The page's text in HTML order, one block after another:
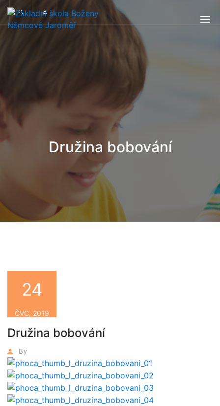
Družina bobování
Družina bobování
By
24
ČVC, 2019